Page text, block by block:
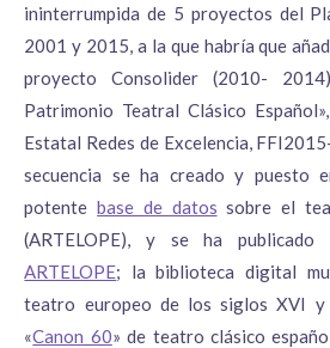
ininterrumpida de 5 proyectos del
2001 y 2015, a la que habría que
proyecto Consolider (2010-
Patrimonio Teatral Clásico
Estatal Redes de Excelencia,
secuencia se ha creado y puesto
potentebase de datos sobre el
(ARTELOPE), y se ha publicado
ARTELOPE; la biblioteca digital
teatro europeo de los siglos XVI
«Canon 60» de teatro clásico